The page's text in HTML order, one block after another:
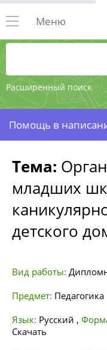
Расширенный поиск
Меню
Помощь в
Тема:
младших
детского
Вид работы:
Предмет: Педагогика
Язык: Русский ,
Скачать